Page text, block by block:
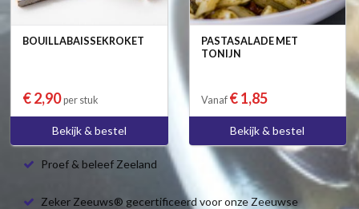
BOUILLABAISSEKROKET
€ 2,90per stuk
Bekijk & bestel
PASTASALADE MET
TONIJN
Vanaf € 1,85
Bekijk & bestel
Proef & beleef Zeeland
Zeker Zeeuws® gecertificeerd voor onze Zeeuwse